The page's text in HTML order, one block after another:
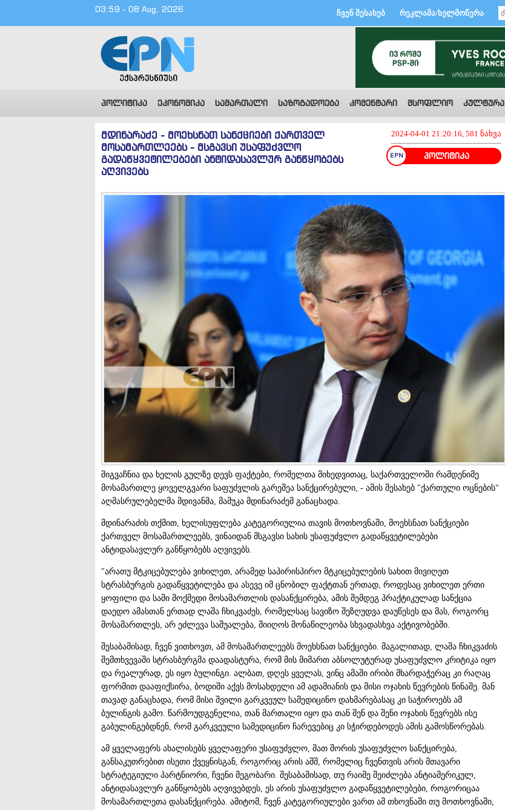
03:59 - 08 Aug, 2026 ჩვენ შესახებ რეკლამა/ხელმოწერა
პოლიტიკა ეკონომიკა სამართალი საზოგადოება კომენტარი მსოფლიო კულტურა
2024-04-01 21:20:16, 581 ნახვა
პოლიტიკა
მდინარაძე - მოეხსნათ სანქციები ქართველ
მოსამართლეებს - მსგავსი უსაფუძვლო
გადაწყვეტილებები ანტიდასავლურ განწყობებს
აღვივებს
მიგვაჩნია და ხელის გულზე დევს ფაქტები, რომელთა მიხედვითაც, საქართველოში რამდენიმე
მოსამართლე ყოველგვარი საფუძვლის გარეშეა სანქცირებული, - ამის შესახებ "ქართული ოცნების"
აღმასრულებელმა მდივანმა, მამუკა მდინარაძემ განაცხადა.
მდინარაძის თქმით, ხელისუფლება კატეგორიულია თავის მოთხოვნაში, მოეხსნათ სანქციები
ქართველ მოსამართლეებს, ვინაიდან მსგავსი სახის უსაფუძვლო გადაწყვეტილებები
ანტიდასავლურ განწყობებს აღვივებს.
"არათუ მტკიცებულება ვიხილეთ, არამედ საპირისპირო მტკიცებულების სახით მივიღეთ
სტრასბურგის გადაწყვეტილება და ასევე იმ ცნობილ ფაქტთან ერთად, როდესაც ვიხილეთ ერთი
ყოფილი და სამი მოქმედი მოსამართლის დასანქცირება, ამის შემდეგ პრაქტიკულად სანქცია
დაედო ამასთან ერთად ლაშა ჩხიკვაძეს, რომელსაც სავიზო შეზღუდვა დაუწესეს და მას, როგორც
მოსამართლეს, არ ეძლევა საშუალება, მიიღოს მონაწილეობა სხვადასხვა აქტივობებში.
შესაბამისად, ჩვენ ვითხოვთ, ამ მოსამართლეებს მოეხსნათ სანქციები. მაგალითად, ლაშა ჩხიკვაძის
შემთხვევაში სტრასბურგმა დაადასტურა, რომ მის მიმართ აბსოლუტურად უსაფუძვლო კრიტიკა იყო
და რეალურად, ეს იყო ბულინგი. ალბათ, დღეს ყველას, ვინც ამაში ირიბი მხარდაჭერაც კი რაღაც
ფორმით დააფიქსირა, ბოდიში აქვს მოსახდელი ამ ადამიანის და მისი ოჯახის წევრების წინაშე. მან
თავად განაცხადა, რომ მისი შვილი გარკვეულ სამედიცინო დახმარებასაც კი საჭიროებს ამ
ბულინგის გამო. წარმოუდგენელია, თან მართალი იყო და თან შენ და შენი ოჯახის წევრებს ისე
გაბულინგებდნენ, რომ გარკვეული სამედიცინო ჩარევებიც კი სჭირდებოდეს ამის გამოსწორებას.
ამ ყველაფერს ახალისებს ყველაფერი უსაფუძვლო, მათ შორის უსაფუძვლო სანქცირება,
განსაკუთრებით ისეთი ქვეყნისგან, როგორიც არის აშშ, რომელიც ჩვენთვის არის მთავარი
სტრატეგიული პარტნიორი, ჩვენი მეგობარი. შესაბამისად, თუ რაიმე შეიძლება ანტიამერიკულ,
ანტიდასავლურ განწყობებს აღვივებდეს, ეს არის უსაფუძვლო გადაწყვეტილებები, როგორიცაა
მოსამართლეთა დასანქცირება. ამიტომ, ჩვენ კატეგორიულები ვართ ამ თხოვნაში თუ მოთხოვნაში,